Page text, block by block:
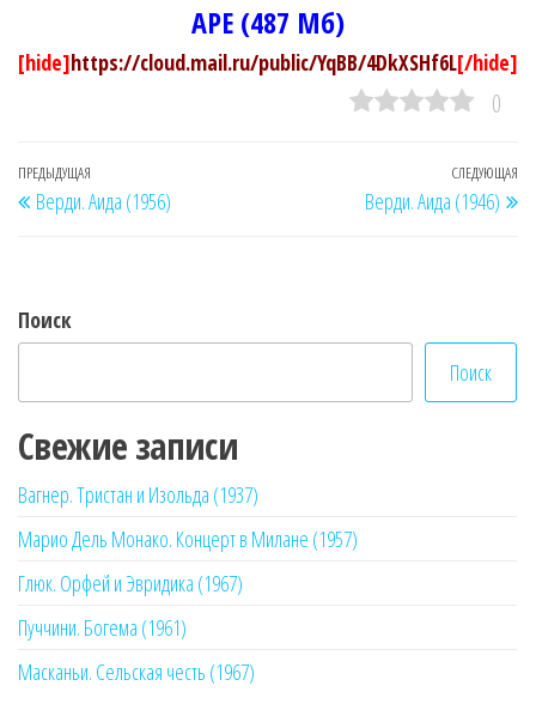
APE (487 Мб)
[hide]https://cloud.mail.ru/public/YqBB/4DkXSHf6L[/hide]
0
Навигация
по
Предыдущая
запись
ПРЕДЫДУЩАЯ
Верди. Аида (1956)
СЛЕДУЮЩАЯ
Верди. Аида (1946)
Поиск
Поиск
Свежие записи
Вагнер. Тристан и Изольда (1937)
Марио Дель Монако. Концерт в Милане (1957)
Глюк. Орфей и Эвридика (1967)
Пуччини. Богема (1961)
Масканьи. Сельская честь (1967)